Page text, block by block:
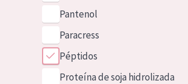
Pantenol
Paracress
Péptidos
Proteína de soja hidrolizada